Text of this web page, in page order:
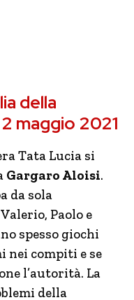
della
maggio 2021
Tata Lucia si
Gargaro Aloisi.
da sola
Paolo e
spesso giochi
nei compiti e se
l’autorità. La
della